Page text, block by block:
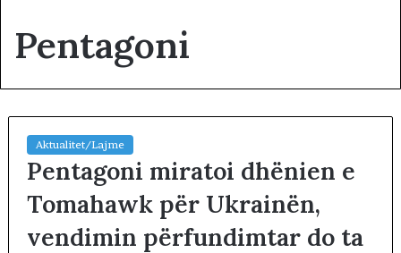
Pentagoni
Aktualitet/Lajme
Pentagoni miratoi dhënien e
Tomahawk për Ukrainën,
vendimin përfundimtar do ta